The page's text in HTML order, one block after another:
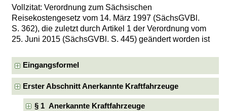
Vollzitat: Verordnung zum Sächsischen
Reisekostengesetz vom 14. März 1997 (SächsGVBl.
S. 362), die zuletzt durch Artikel 1 der Verordnung vom
25. Juni 2015 (SächsGVBl. S. 445) geändert worden ist
Eingangsformel
Erster Abschnitt Anerkannte Kraftfahrzeuge
§ 1 Anerkannte Kraftfahrzeuge